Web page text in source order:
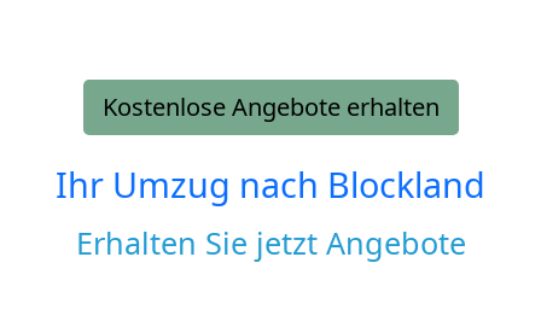
Kostenlose Angebote erhalten
Ihr Umzug nach Blockland
Erhalten Sie jetzt Angebote